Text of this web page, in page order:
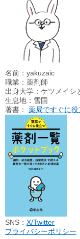
名前：yakuzaic
職業：薬剤師
出身大学：ケツメイシ
生息地：雪国
著書： 薬局ですぐに
SNS： X/Twitter
プライバシーポリシー